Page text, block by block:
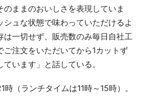
のままのおいしさを表現していま
ュな状態で味わっていただけるよ
は一切せず、販売数のみ毎日自社工
ご注文をいただいてから1カットず
います」と話している。
（ランチタイムは11時～15時）。